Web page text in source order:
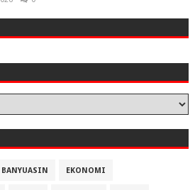
BANYUASIN EKONOMI